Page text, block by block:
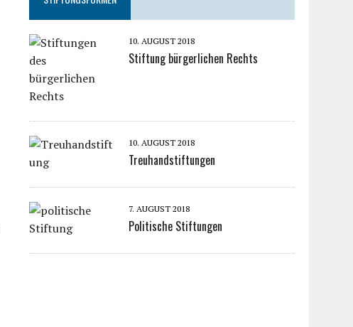
10. AUGUST 2018
Stiftung bürgerlichen Rechts
10. AUGUST 2018
Treuhandstiftungen
7. AUGUST 2018
Politische Stiftungen